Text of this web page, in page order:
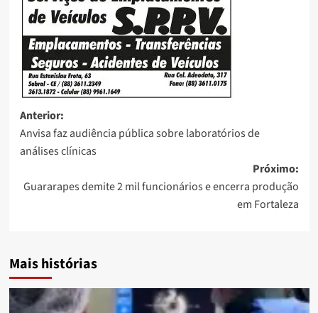
Anterior:
Anvisa faz audiência pública sobre laboratórios de
análises clínicas
Próximo:
Guararapes demite 2 mil funcionários e encerra produção
em Fortaleza
Mais histórias